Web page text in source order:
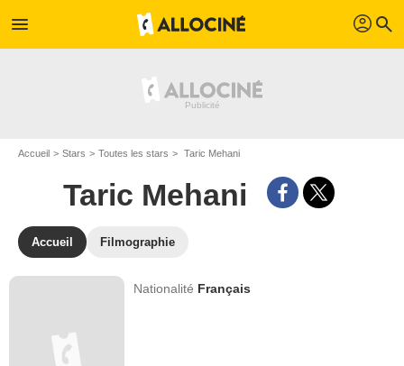
menu profil search
Accueil Stars Toutes les stars Taric Mehani
Taric Mehani
Accueil Filmographie
Nationalité Français